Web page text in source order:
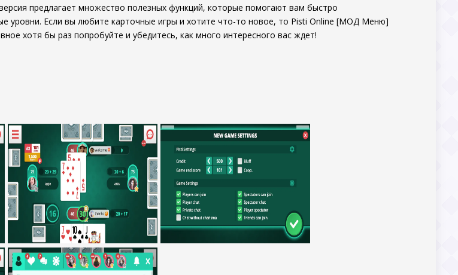
предлагает множество полезных функций, которые помогают вам быстро
уровни. Если вы любите карточные игры и хотите что-то новое, то Pisti Online [МОД Меню]
хотя бы раз попробуйте и убедитесь, как много интересного вас ждет!